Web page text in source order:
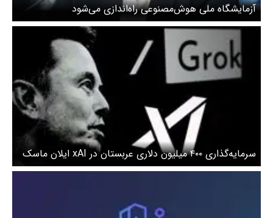
آزمایشگاه ملی هوش‌مصنوعی راه‌اندازی می‌شود
سرمایه‌گذاری ۴۰۰ میلیون دلاری عربستان در xAI ایلان ماسک